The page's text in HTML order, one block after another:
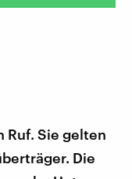
Ruf. Sie gelten
Die